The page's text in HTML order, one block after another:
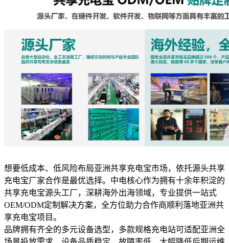
想要低成本、低风险布局亚洲共享充电宝市场，依托源头共享
充电宝厂家合作是最优选择。中电核心作为拥有十余年积淀的
共享充电宝源头工厂，深耕海外出海领域，专业提供一站式
OEM/ODM定制解决方案，全方位助力合作商顺利落地亚洲共
享充电宝项目。
品牌拥有齐全的多元设备选型，多款规格充电站可适配亚洲全